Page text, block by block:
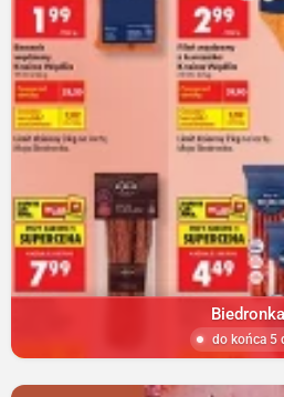
Biedronka
do końca 5